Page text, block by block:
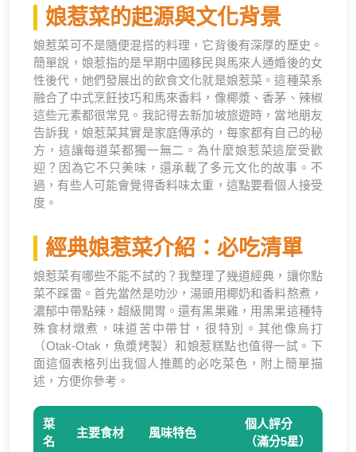
娘惹菜的起源與文化背景
娘惹菜可不是隨便混搭的料理，它背後有深厚的歷史。
簡單說，娘惹指的是早期中國移民與馬來人通婚後的女
性後代，她們發展出的飲食文化就是娘惹菜。這種菜系
融合了中式烹飪技巧和馬來香料，像椰漿、香茅、辣椒
這些元素都很常見。我記得去新加坡旅遊時，當地朋友
告訴我，娘惹菜其實是家庭傳承的，每家都有自己的秘
方，這讓每道菜都獨一無二。為什麼娘惹菜這麼受歡
迎？因為它不只美味，還承載了多元文化的故事。不
過，有些人可能會覺得香料味太重，這點要看個人接受
度。
經典娘惹菜介紹：必吃清單
娘惹菜有哪些不能不試的？我整理了幾道經典，讓你點
菜不踩雷。首先當然是叻沙，湯頭用椰奶和香料熬煮，
濃郁中帶點辣，超級開胃。還有黑果雞，用黑果這種特
殊食材燉煮，味道苦中帶甘，很特別。其他像烏打
（Otak-Otak，魚漿烤製）和娘惹糕點也值得一試。下
面這個表格列出我個人推薦的必吃菜色，附上簡單描
述，方便你參考。
菜
名
主要食材 風味特色
個人評分
（滿分5星）